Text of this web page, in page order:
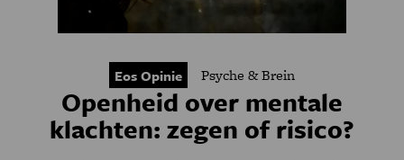
Eos Opinie Psyche & Brein
Openheid over mentale
klachten: zegen of risico?